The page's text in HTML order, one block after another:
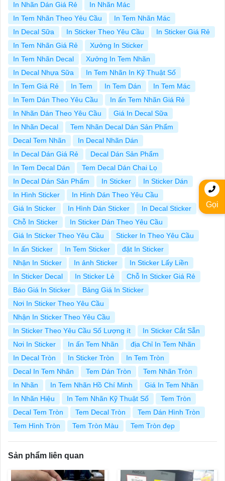
In Nhãn Dán Giá Rẻ
In Nhãn Mác
In Tem Nhãn Theo Yêu Cầu
In Tem Nhãn Mác
In Decal Sữa
In Sticker Theo Yêu Cầu
In Sticker Giá Rẻ
In Tem Nhãn Giá Rẻ
Xưởng In Sticker
In Tem Nhãn Decal
Xưởng In Tem Nhãn
In Decal Nhựa Sữa
In Tem Nhãn In Kỹ Thuật Số
In Tem Giá Rẻ
In Tem In Tem Dán
In Tem Mác
In Tem Dán Theo Yêu Cầu
In ấn Tem Nhãn Giá Rẻ
In Nhãn Dán Theo Yêu Cầu
Giá In Decal Sữa
In Nhãn Decal
Tem Nhãn Decal Dán Sản Phẩm
Decal Tem Nhãn
In Decal Nhãn Dán
In Decal Dán Giá Rẻ
Decal Dán Sản Phẩm
In Tem Decal Dán
Tem Decal Dán Chai Lọ
In Decal Dán Sản Phẩm
In Sticker
In Sticker Dán
In Hình Sticker
In Hình Dán Theo Yêu Cầu
Giá In Sticker
In Hình Dán Sticker
In Decal Sticker
Chỗ In Sticker
In Sticker Dán Theo Yêu Cầu
Giá In Sticker Theo Yêu Cầu
Sticker In Theo Yêu Cầu
In ấn Sticker
In Tem Sticker
đặt In Sticker
Nhận In Sticker
In ảnh Sticker
In Sticker Lấy Liền
In Sticker Decal
In Sticker Lẻ
Chỗ In Sticker Giá Rẻ
Báo Giá In Sticker
Bảng Giá In Sticker
Nơi In Sticker Theo Yêu Cầu
Nhận In Sticker Theo Yêu Cầu
In Sticker Theo Yêu Cầu Số Lượng ít
In Sticker Cắt Sẵn
Nơi In Sticker
In ấn Tem Nhãn
địa Chỉ In Tem Nhãn
In Decal Tròn
In Sticker Tròn
In Tem Tròn
Decal In Tem Nhãn
Tem Dán Tròn
Tem Nhãn Tròn
In Nhãn
In Tem Nhãn Hồ Chí Minh
Giá In Tem Nhãn
In Nhãn Hiệu
In Tem Nhãn Kỹ Thuật Số
Tem Tròn
Decal Tem Tròn
Tem Decal Tròn
Tem Dán Hình Tròn
Tem Hình Tròn
Tem Tròn Màu Tem Tròn đẹp
Sản phẩm liên quan
Gọi